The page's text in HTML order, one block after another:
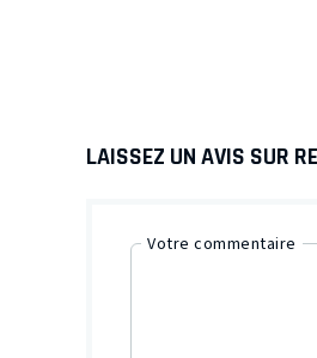
LAISSEZ UN AVIS SUR
Votre commentaire